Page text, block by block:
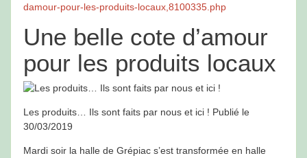
damour-pour-les-produits-locaux,8100335.php
Une belle cote d’amour
pour les produits locaux
Les produits… Ils sont faits par nous et ici ! Publié le
30/03/2019
Mardi soir la halle de Grépiac s’est transformée en halle